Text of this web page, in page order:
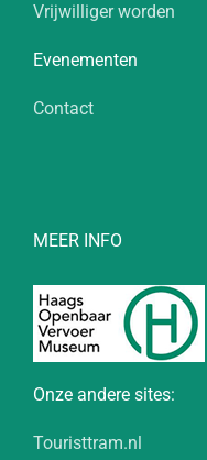
Vrijwilliger worden
Evenementen
Contact
MEER INFO
Onze andere sites:
Touristtram.nl